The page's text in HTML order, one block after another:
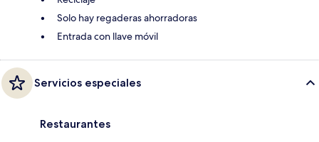
Solo hay regaderas ahorradoras
Entrada con llave móvil
Servicios especiales
Restaurantes